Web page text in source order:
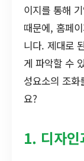
이지를 통해
때문에, 홈페
니다. 제대로
게 파악할 수
성요소의 조화
요?
1. 디자인